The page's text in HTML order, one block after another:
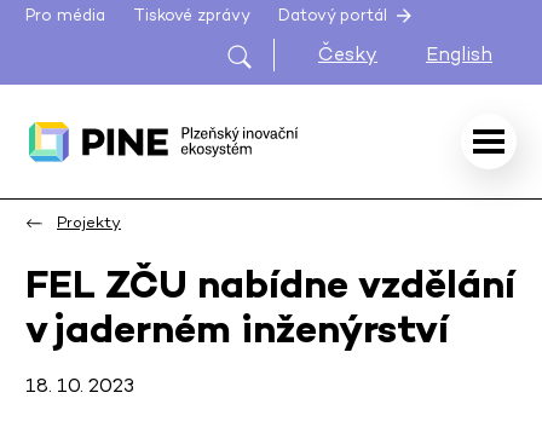
Pro média Tiskové zprávy Datový portál
Česky English
Projekty
FEL ZČU nabídne vzdělání
v jaderném inženýrství
18. 10. 2023